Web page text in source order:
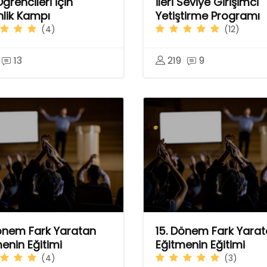
Kampı
(4)
13
Yetiştirme Programı
(12)
219 9
Fark Yaratan
Eğitimi
(4)
15. Dönem Fark
Eğitmenin Eğitimi
(3)